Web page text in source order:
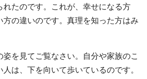
れたのです。これが、幸せになる方
方の違いのです。真理を知った方はみ
姿を見てご覧なさい。自分や家族のこ
は、下を向いて歩いているのです。